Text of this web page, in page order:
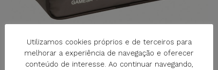
M-732A SACO COM BOLSA PLASTÓN
Utilizamos cookies próprios e de terceiros para
melhorar a experiência de navegação e oferecer
conteúdo de interesse. Ao continuar navegando,